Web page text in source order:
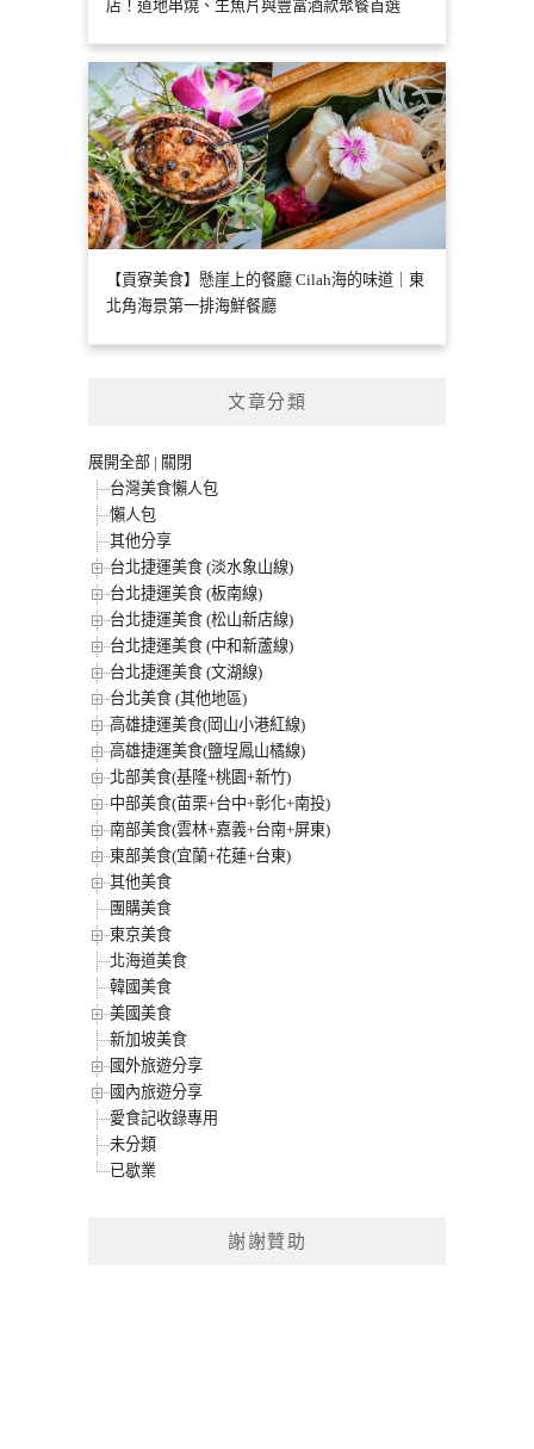
店！道地串燒、生魚片與豐富酒款聚餐首選
【貢寮美食】懸崖上的餐廳 Cilah海的味道｜東
北角海景第一排海鮮餐廳
文章分類
展開全部 | 關閉
台灣美食懶人包
懶人包
其他分享
台北捷運美食 (淡水象山線)
台北捷運美食 (板南線)
台北捷運美食 (松山新店線)
台北捷運美食 (中和新蘆線)
台北捷運美食 (文湖線)
台北美食 (其他地區)
高雄捷運美食(岡山小港紅線)
高雄捷運美食(鹽埕鳳山橘線)
北部美食(基隆+桃園+新竹)
中部美食(苗栗+台中+彰化+南投)
南部美食(雲林+嘉義+台南+屏東)
東部美食(宜蘭+花蓮+台東)
其他美食
團購美食
東京美食
北海道美食
韓國美食
美國美食
新加坡美食
國外旅遊分享
國內旅遊分享
愛食記收錄專用
未分類
已歇業
謝謝贊助